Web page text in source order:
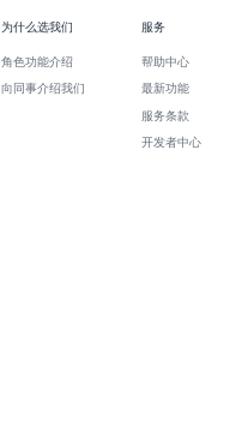
为什么选我们
角色功能介绍
向同事介绍我们
服务
帮助中心
最新功能
服务条款
开发者中心